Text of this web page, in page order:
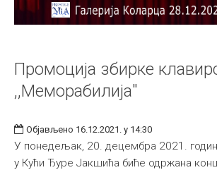
Промоција збирке
,,Меморабилија"
Објављено 16.12.2021. у 14:30
У понедељак, 20. децембра 2021.
у Кући Ђуре Јакшића биће одржана